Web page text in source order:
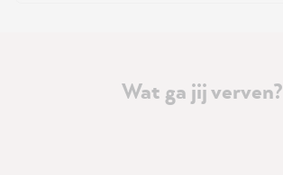
Wat ga jij verven?